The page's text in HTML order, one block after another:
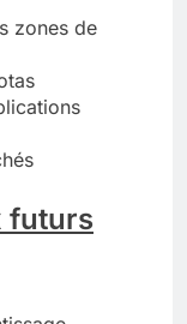
zones de
futurs